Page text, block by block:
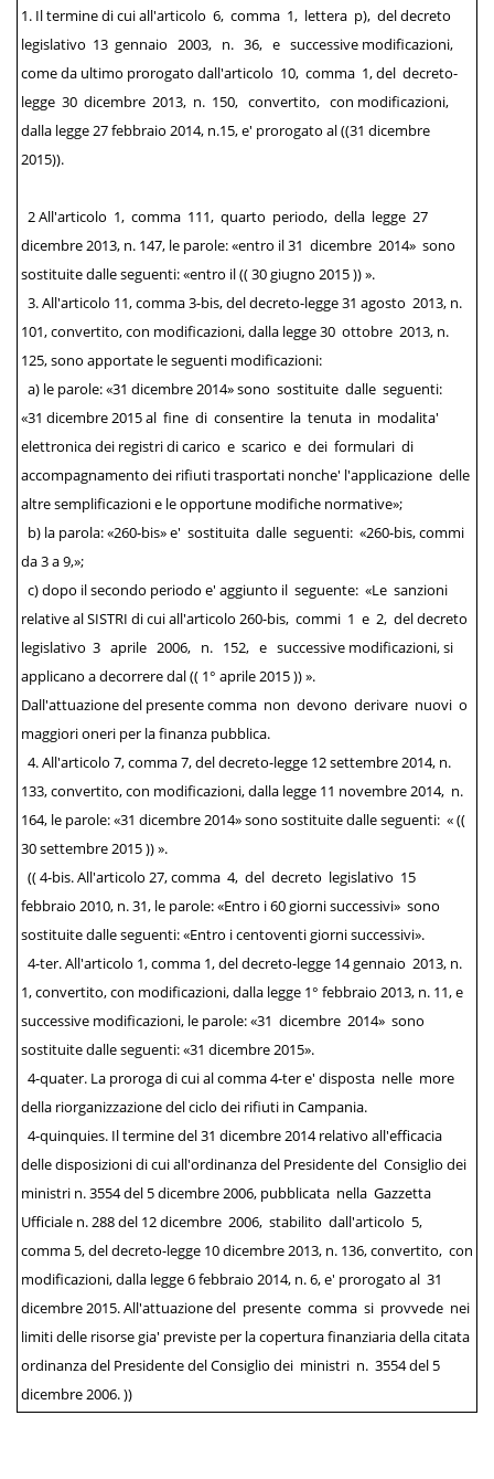
1. Il termine di cui all'articolo 6, comma 1, lettera p), del decreto
legislativo 13 gennaio 2003, n. 36, e successive modificazioni,
come da ultimo prorogato dall'articolo 10, comma 1, del decreto-
legge 30 dicembre 2013, n. 150, convertito, con modificazioni,
dalla legge 27 febbraio 2014, n.15, e' prorogato al ((31 dicembre
2015)).
2 All'articolo 1, comma 111, quarto periodo, della legge 27
dicembre 2013, n. 147, le parole: «entro il 31 dicembre 2014» sono
sostituite dalle seguenti: «entro il (( 30 giugno 2015 )) ».
3. All'articolo 11, comma 3-bis, del decreto-legge 31 agosto 2013, n.
101, convertito, con modificazioni, dalla legge 30 ottobre 2013, n.
125, sono apportate le seguenti modificazioni:
a) le parole: «31 dicembre 2014» sono sostituite dalle seguenti:
«31 dicembre 2015 al fine di consentire la tenuta in modalita'
elettronica dei registri di carico e scarico e dei formulari di
accompagnamento dei rifiuti trasportati nonche' l'applicazione delle
altre semplificazioni e le opportune modifiche normative»;
b) la parola: «260-bis» e' sostituita dalle seguenti: «260-bis, commi
da 3 a 9,»;
c) dopo il secondo periodo e' aggiunto il seguente: «Le sanzioni
relative al SISTRI di cui all'articolo 260-bis, commi 1 e 2, del decreto
legislativo 3 aprile 2006, n. 152, e successive modificazioni, si
applicano a decorrere dal (( 1° aprile 2015 )) ».
Dall'attuazione del presente comma non devono derivare nuovi o
maggiori oneri per la finanza pubblica.
4. All'articolo 7, comma 7, del decreto-legge 12 settembre 2014, n.
133, convertito, con modificazioni, dalla legge 11 novembre 2014, n.
164, le parole: «31 dicembre 2014» sono sostituite dalle seguenti: « ((
30 settembre 2015 )) ».
(( 4-bis. All'articolo 27, comma 4, del decreto legislativo 15
febbraio 2010, n. 31, le parole: «Entro i 60 giorni successivi» sono
sostituite dalle seguenti: «Entro i centoventi giorni successivi».
4-ter. All'articolo 1, comma 1, del decreto-legge 14 gennaio 2013, n.
1, convertito, con modificazioni, dalla legge 1° febbraio 2013, n. 11, e
successive modificazioni, le parole: «31 dicembre 2014» sono
sostituite dalle seguenti: «31 dicembre 2015».
4-quater. La proroga di cui al comma 4-ter e' disposta nelle more
della riorganizzazione del ciclo dei rifiuti in Campania.
4-quinquies. Il termine del 31 dicembre 2014 relativo all'efficacia
delle disposizioni di cui all'ordinanza del Presidente del Consiglio dei
ministri n. 3554 del 5 dicembre 2006, pubblicata nella Gazzetta
Ufficiale n. 288 del 12 dicembre 2006, stabilito dall'articolo 5,
comma 5, del decreto-legge 10 dicembre 2013, n. 136, convertito, con
modificazioni, dalla legge 6 febbraio 2014, n. 6, e' prorogato al 31
dicembre 2015. All'attuazione del presente comma si provvede nei
limiti delle risorse gia' previste per la copertura finanziaria della citata
ordinanza del Presidente del Consiglio dei ministri n. 3554 del 5
dicembre 2006. ))